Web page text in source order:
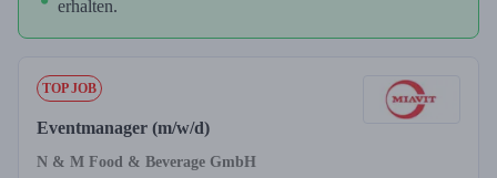
erhalten.
TOP JOB
Eventmanager (m/w/d)
N & M Food & Beverage GmbH